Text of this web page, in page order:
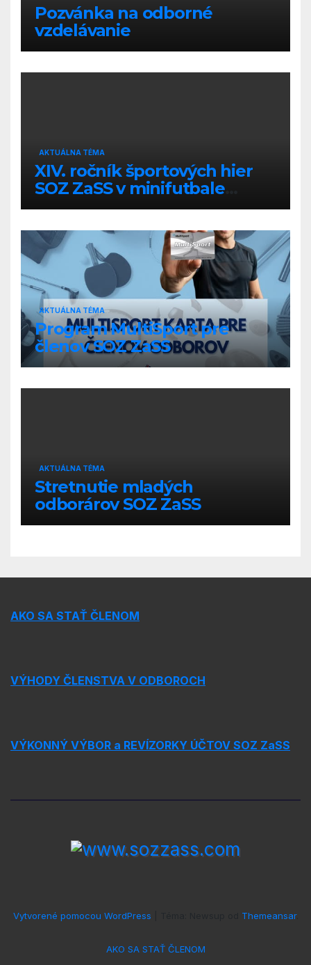
Pozvánka na odborné
vzdelávanie
AKTUÁLNA TÉMA
XIV. ročník športových hier
SOZ ZaSS v minifutbale
zmiešaných družstiev
AKTUÁLNA TÉMA
Program MultiSport pre
členov SOZ ZaSS
AKTUÁLNA TÉMA
Stretnutie mladých
odborárov SOZ ZaSS
AKO SA STAŤ ČLENOM
VÝHODY ČLENSTVA V ODBOROCH
VÝKONNÝ VÝBOR a REVÍZORKY ÚČTOV SOZ ZaSS
Vytvorené pomocou WordPress Themeansar.
AKO SA STAŤ ČLENOM